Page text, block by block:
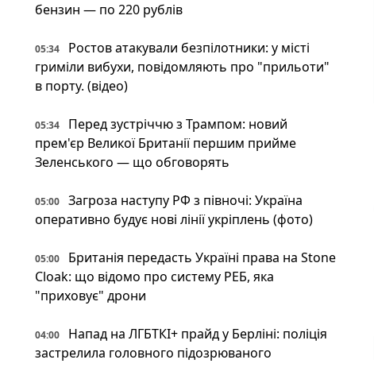
бензин — по 220 рублів
05:34
Ростов атакували безпілотники: у місті
гриміли вибухи, повідомляють про "прильоти"
в порту. (відео)
05:34
Перед зустріччю з Трампом: новий
прем'єр Великої Британії першим прийме
Зеленського — що обговорять
05:00
Загроза наступу РФ з півночі: Україна
оперативно будує нові лінії укріплень (фото)
05:00
Британія передасть Україні права на Stone
Cloak: що відомо про систему РЕБ, яка
"приховує" дрони
04:00
Напад на ЛГБТКІ+ прайд у Берліні: поліція
застрелила головного підозрюваного